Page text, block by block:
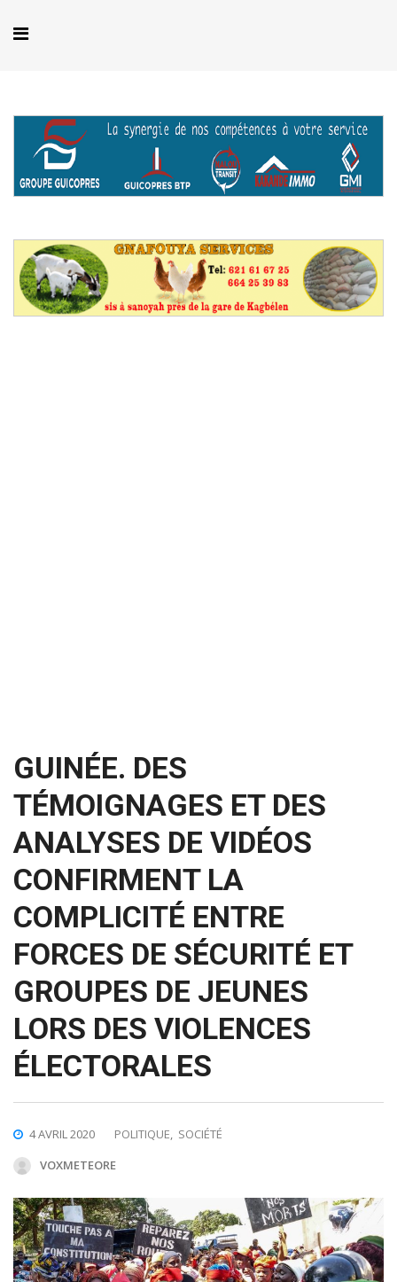
GUINÉE. DES
TÉMOIGNAGES ET DES
ANALYSES DE VIDÉOS
CONFIRMENT LA
COMPLICITÉ ENTRE
FORCES DE SÉCURITÉ ET
GROUPES DE JEUNES
LORS DES VIOLENCES
ÉLECTORALES
4 AVRIL 2020 POLITIQUE, SOCIÉTÉ
VOXMETEORE